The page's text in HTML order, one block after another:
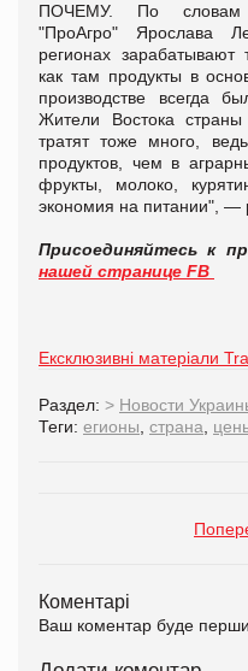
ПОЧЕМУ. По словам
"ПроАгро" Ярослава
регионах зарабатывают
как там продукты в
производстве всегда
Жители Востока
тратят тоже много,
продуктов, чем в
фрукты, молоко,
экономия на питании", —
Присоединяйтесь к
нашей странице FB
Ексклюзивні матеріали
Раздел: > Новости
Теги: егионы, страна,
Коментарі
Ваш коментар буде